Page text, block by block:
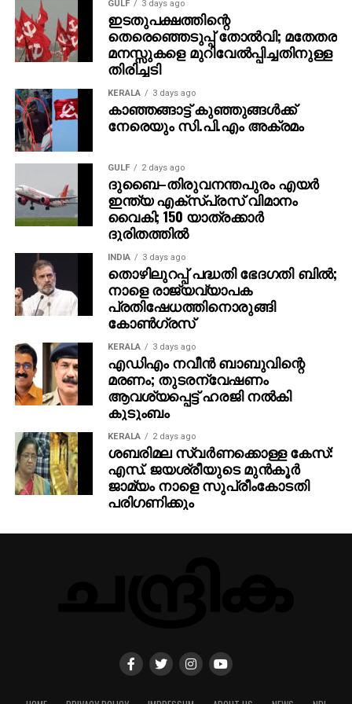
GULF 3 days ago
ഇടതുപക്ഷത്തിന്റെ
തെരെഞ്ഞെടുപ്പ് തോൽവി; മതേതര
മനസ്സുകളെ മുറിവേൽപ്പിച്ചതിനുള്ള
തിരിച്ചടി
KERALA 3 days ago
കാഞ്ഞങ്ങാട്ട് കുഞ്ഞുങ്ങൾക്ക്
നേരെയും സി.പി.എം അക്രമം
GULF 2 days ago
ദുബൈ–തിരുവനന്തപുരം എയർ
ഇന്ത്യ എക്‌സ്പ്രസ് വിമാനം
വൈകി; 150 യാത്രക്കാർ
ദുരിതത്തിൽ
INDIA 3 days ago
തൊഴിലുറപ്പ് പദ്ധതി ഭേദഗതി ബില്‍;
നാളെ രാജ്യവ്യാപക
പ്രതിഷേധത്തിനൊരുങ്ങി
കോണ്‍ഗ്രസ്
KERALA 3 days ago
എഡിഎം നവീന്‍ ബാബുവിന്റെ
മരണം; തുടരന്വേഷണം
ആവശ്യപ്പെട്ട് ഹരജി നല്‍കി
കുടുംബം
KERALA 2 days ago
ശബരിമല സ്വർണക്കൊള്ള കേസ്:
എസ്. ജയശ്രീയുടെ മുൻകൂർ
ജാമ്യം നാളെ സുപ്രീംകോടതി
പരിഗണിക്കും